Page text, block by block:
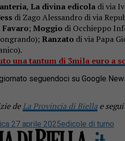
, La divina edicola di via
di Zago Alessandro di via
; Moggio di Occhieppo
Ranzato di via Papa
una tantum di 3mila euro a
seguendoci su Google
deLa Provincia di Biella e
27 aprile 2025edicole di turno